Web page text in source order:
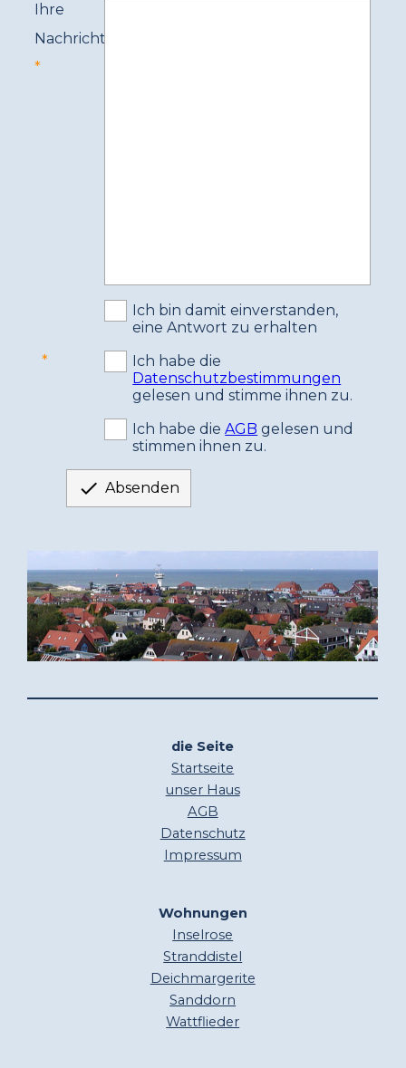
Ihre
Nachricht:
Ich bin damit einverstanden,
eine Antwort zu erhalten
Ich habe die
Datenschutzbestimmungen
gelesen und stimme ihnen zu.
Ich habe dieAGB gelesen und
stimmen ihnen zu.
 Absenden
die Seite
Startseite
unser Haus
AGB
Datenschutz
Impressum
Wohnungen
Inselrose
Stranddistel
Deichmargerite
Sanddorn
Wattflieder